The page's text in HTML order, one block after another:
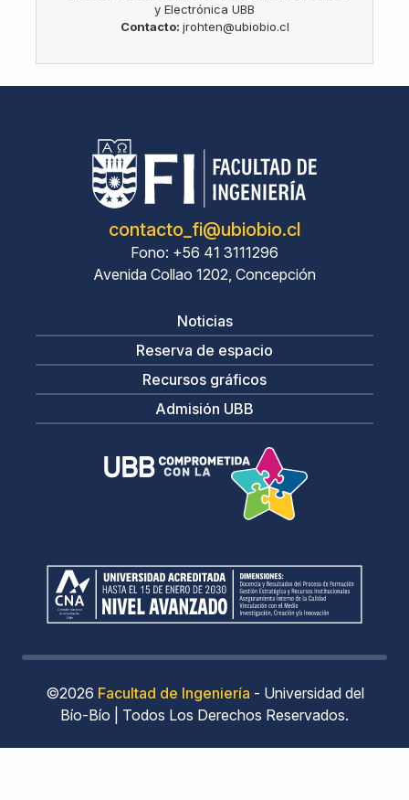
y Electrónica UBB
Contacto: jrohten@ubiobio.cl
contacto_fi@ubiobio.cl
Fono: +56 41 3111296
Avenida Collao 1202, Concepción
Noticias
Reserva de espacio
Recursos gráficos
Admisión UBB
©2026 Facultad de Ingeniería - Universidad del
Bío-Bío | Todos Los Derechos Reservados.